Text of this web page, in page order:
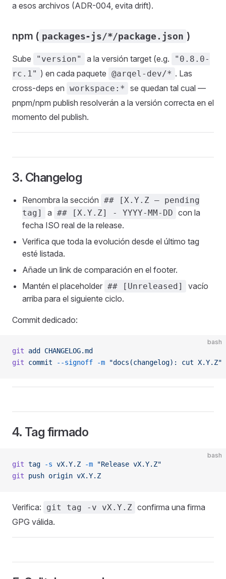
a esos archivos (ADR-004, evita drift).
npm ( packages-js/*/package.json )
Sube "version" a la versión target (e.g.
"0.8.0-
rc.1" ) en cada paquete @arqel-dev/* . Las
cross-deps en workspace:*
se quedan tal cual —
pnpm/npm publish resolverán a la versión correcta en el
momento del publish.
3. Changelog
Renombra la sección ## [X.Y.Z — pending
tag]
a ## [X.Y.Z] - YYYY-MM-DD con la
fecha ISO real de la release.
Verifica que toda la evolución desde el último tag
esté listada.
Añade un link de comparación en el footer.
Mantén el placeholder ## [Unreleased]
vacío
arriba para el siguiente ciclo.
Commit dedicado:
bash
git add
CHANGELOG.md
git commit --signoff -m "docs(changelog): cut X.Y.Z"
4. Tag firmado
bash
git tag -s vX.Y.Z -m "Release vX.Y.Z"
git push origin vX.Y.Z
Verifica: git tag -v vX.Y.Z confirma una firma
GPG válida.